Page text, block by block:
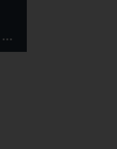
Bibliothèque CAO et BIM